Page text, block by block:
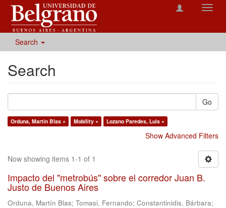
Search
Search
Go
Orduna, Martín Blas × Mobility × Lozano Paredes, Luis ×
Show Advanced Filters
Now showing items 1-1 of 1
Impacto del "metrobús" sobre el corredor Juan B.
Justo de Buenos Aires
Orduna, Martín Blas; Tomasi, Fernando; Constantinidis, Bárbara;